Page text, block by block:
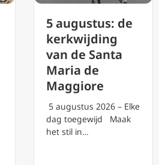
5 augustus: de
kerkwijding
van de Santa
Maria de
Maggiore
5 augustus 2026 – Elke
dag toegewijd Maak
het stil in…